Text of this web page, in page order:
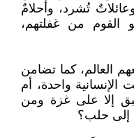
تُشرد، وأحلامٌ
من غفلتهم،
العالم، كما تضامن
واحدة، أم
إلا على غزة ومن
إلى حلب؟